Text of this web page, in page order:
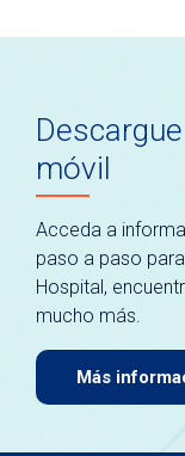
móvil
Acceda a
paso a paso
Hospital,
mucho más.
Más